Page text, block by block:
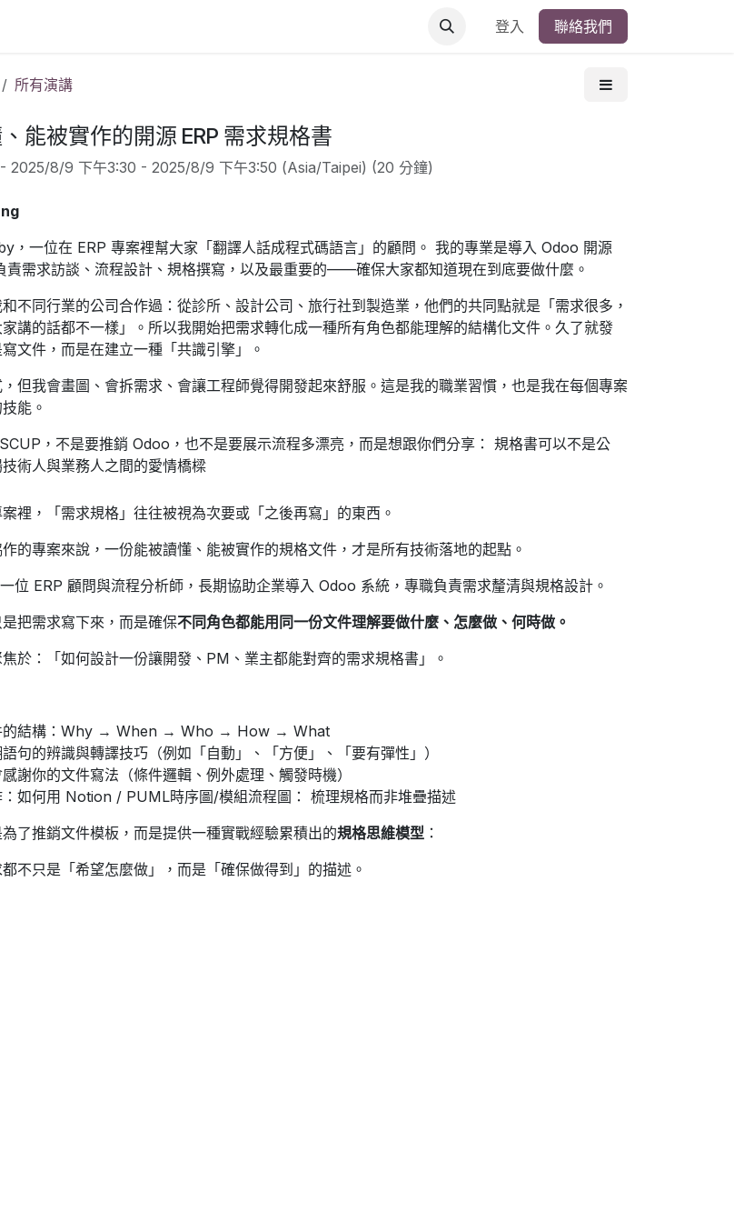
登入 聯絡我們
所有演講
能被實作的開源 ERP 需求規格書
- 2025/8/9 下午3:30 - 2025/8/9 下午3:50 (Asia/Taipei) (20 分鐘)
，一位在 ERP 專案裡幫大家「翻譯人話成程式碼語言」的顧問。 我的專業是導入 Odoo 開源
責需求訪談、流程設計、規格撰寫，以及最重要的——確保大家都知道現在到底要做什麼。
不同行業的公司合作過：從診所、設計公司、旅行社到製造業，他們的共同點就是「需求很多，
講的話都不一樣」。所以我開始把需求轉化成一種所有角色都能理解的結構化文件。久了就發
文件，而是在建立一種「共識引擎」。
但我會畫圖、會拆需求、會讓工程師覺得開發起來舒服。這是我的職業習慣，也是我在每個專案
能。
，不是要推銷 Odoo，也不是要展示流程多漂亮，而是想跟你們分享： 規格書可以不是公
術人與業務人之間的愛情橋樑
裡，「需求規格」往往被視為次要或「之後再寫」的東西。
的專案來說，一份能被讀懂、能被實作的規格文件，才是所有技術落地的起點。
位 ERP 顧問與流程分析師，長期協助企業導入 Odoo 系統，專職負責需求釐清與規格設計。
把需求寫下來，而是確保不同角色都能用同一份文件理解要做什麼、怎麼做、何時做。
於：「如何設計一份讓開發、PM、業主都能對齊的需求規格書」。
的結構：Why → When → Who → How → What
句的辨識與轉譯技巧（例如「自動」、「方便」、「要有彈性」）
謝你的文件寫法（條件邏輯、例外處理、觸發時機）
如何用 Notion / PUML時序圖/模組流程圖： 梳理規格而非堆疊描述
了推銷文件模板，而是提供一種實戰經驗累積出的規格思維模型：
不只是「希望怎麼做」，而是「確保做得到」的描述。